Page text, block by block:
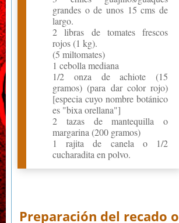
grandes o de unos 15 cms de
largo.
2 libras de tomates frescos
rojos (1 kg).
(5 miltomates)
1 cebolla mediana
1/2 onza de achiote (15
gramos) (para dar color rojo)
[especia cuyo nombre botánico
es "bixa orellana"]
2 tazas de mantequilla o
margarina (200 gramos)
1 rajita de canela o 1/2
cucharadita en polvo.
Preparación del recado o